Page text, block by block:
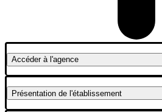
Accéderà l'agence
Présentation de l'établissement